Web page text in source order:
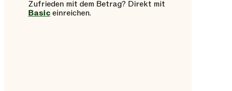
Zufrieden mit dem Betrag? Direkt mit
Basiceinreichen.